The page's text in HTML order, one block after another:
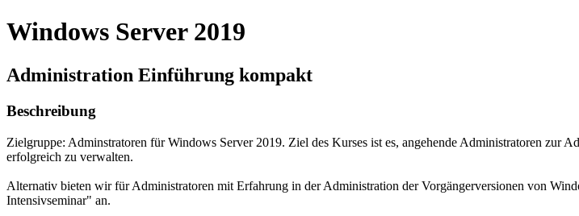
Windows Server 2019
Administration Einführung kompakt
Beschreibung
Zielgruppe: Adminstratoren für Windows Server 2019. Ziel des Kurses ist es, angehende Administratoren
erfolgreich zu verwalten.
Alternativ bieten wir für Administratoren mit Erfahrung in der Administration der Vorgängerversionen von
Intensivseminar" an.